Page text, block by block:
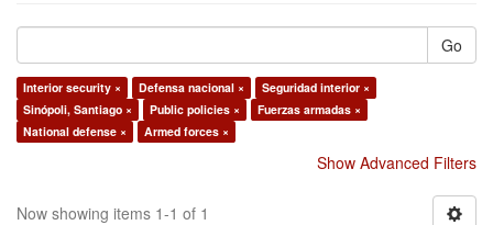
Go
Interior security × Defensa nacional ×
Seguridad interior ×
Sinópoli, Santiago ×
Public policies ×
Fuerzas armadas ×
National defense ×
Armed forces ×
Show Advanced Filters
Now showing items 1-1 of 1